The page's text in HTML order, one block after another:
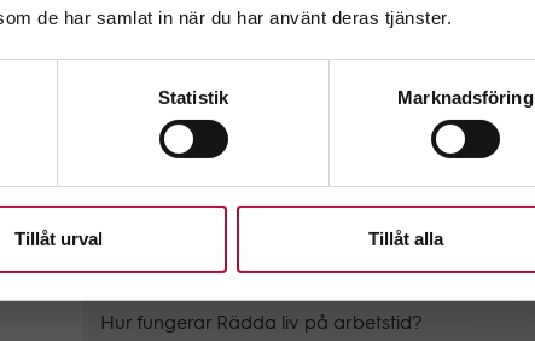
de har samlat in när du har använt deras tjänster.
Statistik Marknadsföring
Tillåt urval Tillåt alla
Varför ska vi Rädda liv på arbetstid?
Hur börjar vi rädda liv på arbetstid?
Hur fungerar Rädda liv på arbetstid?
Välj